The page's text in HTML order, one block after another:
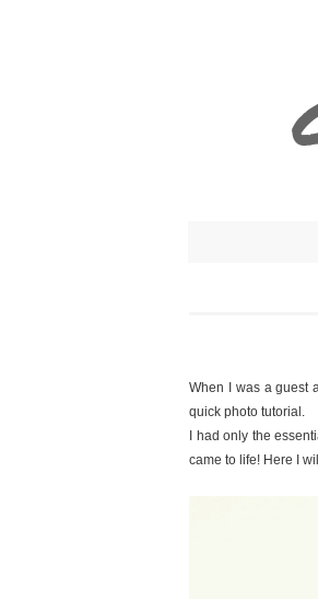
When I was a guest
quick photo tutorial.
I had only the
came to life! Here I